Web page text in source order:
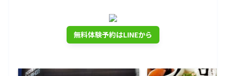
無料体験予約はLINEから